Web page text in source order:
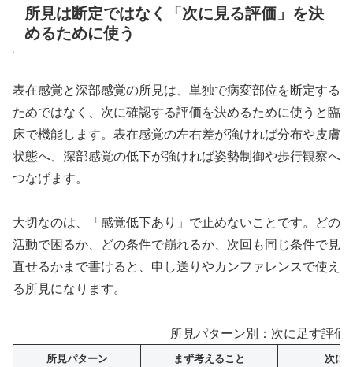
所見は断定ではなく「次に見る評価」を決
めるために使う
表在感覚と深部感覚の所見は、単独で病変部位を断定する
ためではなく、次に確認する評価を決めるために使うと臨
床で機能します。表在感覚の左右差が強ければ分布や皮膚
状態へ、深部感覚の低下が強ければ姿勢制御や歩行観察へ
つなげます。
大切なのは、「感覚低下あり」で止めないことです。どの
活動で困るか、どの条件で崩れるか、次回も同じ条件で見
直せるかまで書けると、申し送りやカンファレンスで使え
る所見になります。
所見パターン別：次に足す評価
所見パターン まず考えること 次に